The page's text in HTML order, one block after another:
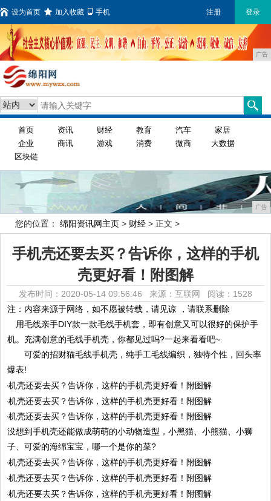
设为首页 加入收藏 手机 注册 登录
广告
首页 资讯 财经 教育 汽车
家居
企业
商讯 游戏 消费 微商
大数据
区块链
广告
您的位置： 绵阳资讯网主页 > 财经 > 正文 >
手机壳还要去买？告诉你，这样的手机
壳更好看！附图解
发布时间：2020-05-14 09:56:46 来源：互联网 阅读：1528
注：内容来源于网络，如不愿被转载，请见谅 ，请联系删除
用毛线亲手DIY款一款毛线手机套，即有创意又可以很好的保护手
机。充满创意的毛线手机壳，你都见过吗?一起来看看吧~
可爱的招财猫毛线手机壳，纯手工毛线编织，独特个性，回头率
爆表!
没想到手机壳还能做成萌萌的小动物造型，小黑猫、小熊猫、小狮
子、可爱的海绵宝宝，哪一个是你的菜?